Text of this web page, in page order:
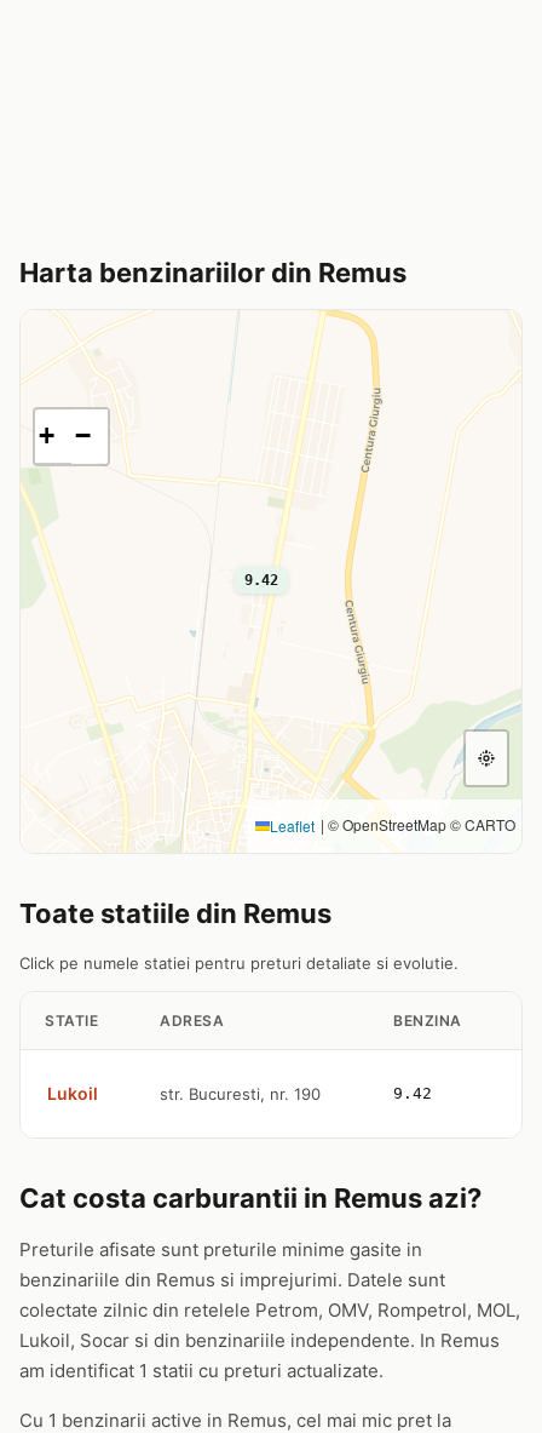
Harta benzinariilor din Remus
9.42
+ −
Leaflet | © OpenStreetMap © CARTO
Toate statiile din Remus
Click pe numele statiei pentru preturi detaliate si evolutie.
STATIE ADRESA BENZINA
Lukoil str. Bucuresti, nr. 190 9.42
Cat costa carburantii in Remus azi?
Preturile afisate sunt preturile minime gasite in
benzinariile din Remus si imprejurimi. Datele sunt
colectate zilnic din retelele Petrom, OMV, Rompetrol, MOL,
Lukoil, Socar si din benzinariile independente. In Remus
am identificat 1 statii cu preturi actualizate.
Cu 1 benzinarii active in Remus, cel mai mic pret la